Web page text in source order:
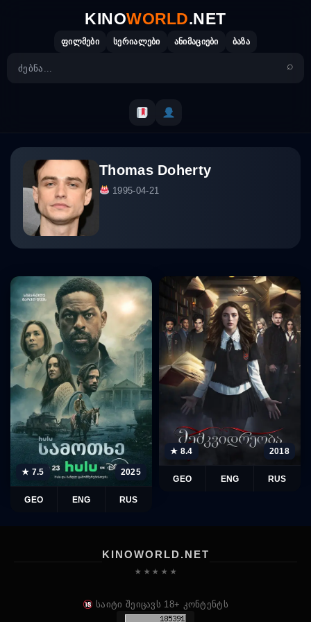
KINOWORLD.NET
ფილმები სერიალები ანიმაციები ბაზა
Thomas Doherty
1995-04-21
★ 7.5 2025
GEO ENG RUS
★ 8.4 2018
GEO ENG RUS
KINOWORLD.NET
★ ★ ★ ★ ★
საიტი შეიცავს 18+ კონტენტს